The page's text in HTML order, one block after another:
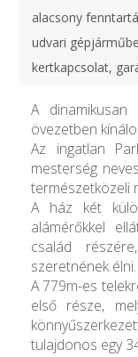
alacsony
udvari
kertkapcsolat,
A
övezetben
Az ingatlan
mesterség
természetközeli
A ház két
alámérőkkel
család
szeretnének élni.
A 779m-es
első része,
tulajdonos egy